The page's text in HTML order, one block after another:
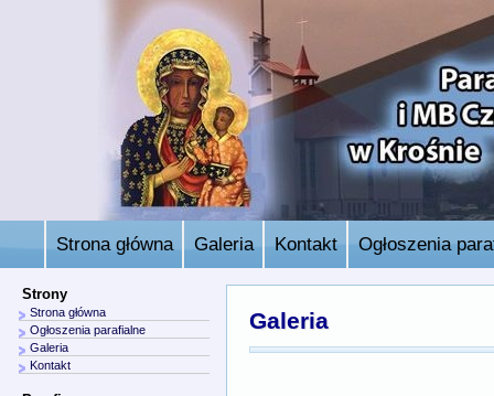
Strona główna Galeria Kontakt Ogłoszenia
Galeria
Strony
Strona główna
Ogłoszenia parafialne
Galeria
Kontakt